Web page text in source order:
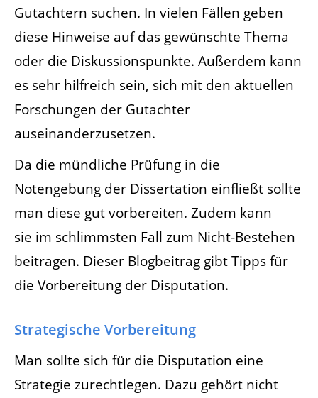
Gutachtern suchen. In vielen Fällen geben
diese Hinweise auf das gewünschte Thema
oder die Diskussionspunkte. Außerdem kann
es sehr hilfreich sein, sich mit den aktuellen
Forschungen der Gutachter
auseinanderzusetzen.
Da die mündliche Prüfung in die
Notengebung der Dissertation einfließt sollte
man diese gut vorbereiten. Zudem kann
sie im schlimmsten Fall zum Nicht-Bestehen
beitragen. Dieser Blogbeitrag gibt Tipps für
die Vorbereitung der Disputation.
Strategische Vorbereitung
Man sollte sich für die Disputation eine
Strategie zurechtlegen. Dazu gehört nicht